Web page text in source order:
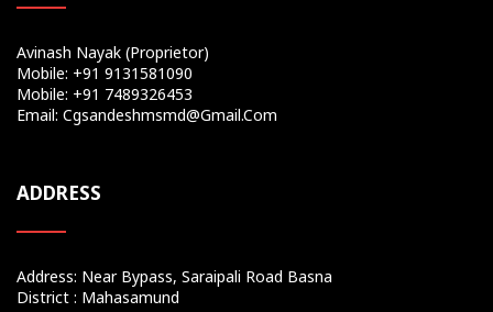
Avinash Nayak (Proprietor)
Mobile: +91 9131581090
Mobile: +91 7489326453
Email: Cgsandeshmsmd@gmail.com
ADDRESS
Address: Near Bypass, Saraipali Road Basna
District : Mahasamund